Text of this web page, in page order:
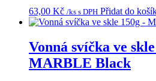
63,00 Kč /ks s DPH Přidat do
Vonná svíčka ve
MARBLE Black